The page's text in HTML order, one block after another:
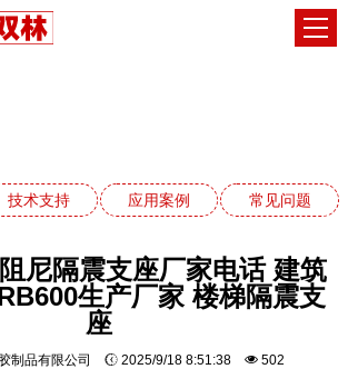
技术支持 应用案例 常见问题
尼隔震支座厂家电话 建筑
生产厂家 楼梯隔震支
座
制品有限公司 2025/9/18 8:51:38 502